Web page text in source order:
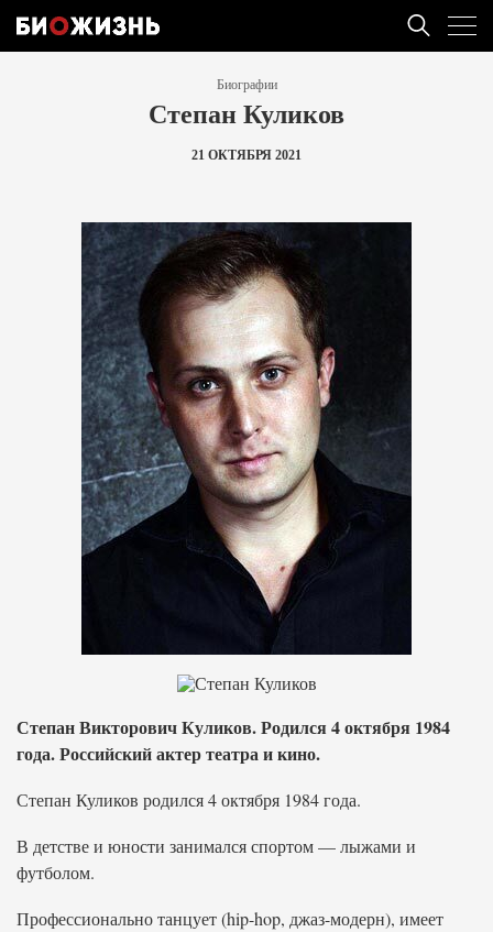
Биографии
Степан Куликов
21 ОКТЯБРЯ 2021
Степан Викторович Куликов. Родился 4 октября 1984
года. Российский актер театра и кино.
Степан Куликов родился 4 октября 1984 года.
В детстве и юности занимался спортом — лыжами и
футболом.
Профессионально танцует (hip-hop, джаз-модерн), имеет